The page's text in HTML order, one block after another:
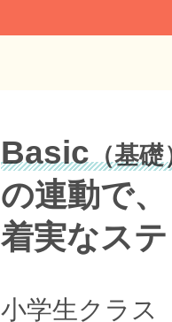
Basic（基礎
の連動で、
着実なス
小学生クラス